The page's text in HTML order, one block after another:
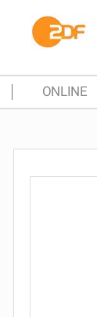
ONLINE